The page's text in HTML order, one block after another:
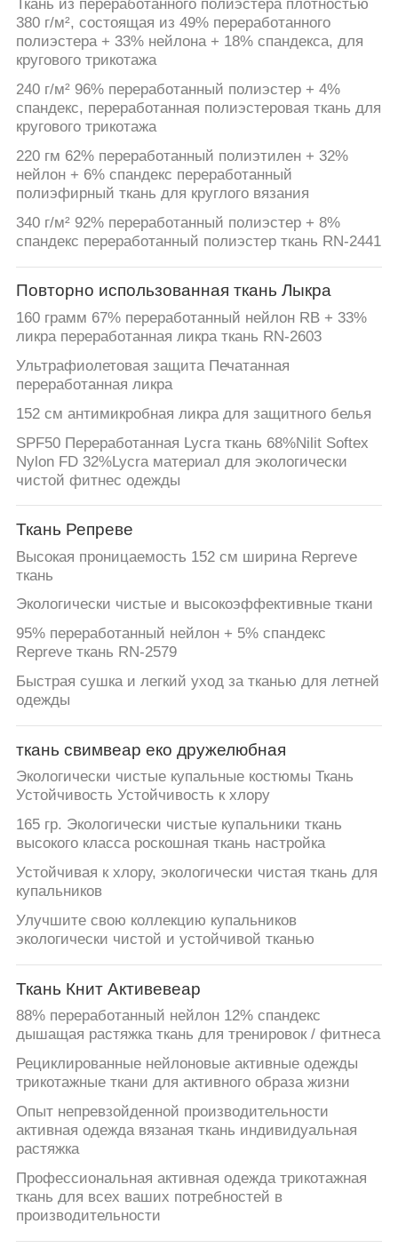
КАРТА
САЙТА
PRIVACY
POLICY
Ткань из переработанного полиэстера плотностью
380 г/м², состоящая из 49% переработанного
полиэстера + 33% нейлона + 18% спандекса, для
кругового трикотажа
240 г/м² 96% переработанный полиэстер + 4%
спандекс, переработанная полиэстеровая ткань для
кругового трикотажа
220 гм 62% переработанный полиэтилен + 32%
нейлон + 6% спандекс переработанный
полиэфирный ткань для круглого вязания
340 г/м² 92% переработанный полиэстер + 8%
спандекс переработанный полиэстер ткань RN-2441
Повторно использованная ткань Лыкра
160 грамм 67% переработанный нейлон RB + 33%
ликра переработанная ликра ткань RN-2603
Ультрафиолетовая защита Печатанная
переработанная ликра
152 см антимикробная ликра для защитного белья
SPF50 Переработанная Lycra ткань 68%Nilit Softex
Nylon FD 32%Lycra материал для экологически
чистой фитнес одежды
Ткань Репреве
Высокая проницаемость 152 см ширина Repreve
ткань
Экологически чистые и высокоэффективные ткани
95% переработанный нейлон + 5% спандекс
Repreve ткань RN-2579
Быстрая сушка и легкий уход за тканью для летней
одежды
ткань свимвеар еко дружелюбная
Экологически чистые купальные костюмы Ткань
Устойчивость Устойчивость к хлору
165 гр. Экологически чистые купальники ткань
высокого класса роскошная ткань настройка
Устойчивая к хлору, экологически чистая ткань для
купальников
Улучшите свою коллекцию купальников
экологически чистой и устойчивой тканью
Ткань Книт Активевеар
88% переработанный нейлон 12% спандекс
дышащая растяжка ткань для тренировок / фитнеса
Рециклированные нейлоновые активные одежды
трикотажные ткани для активного образа жизни
Опыт непревзойденной производительности
активная одежда вязаная ткань индивидуальная
растяжка
Профессиональная активная одежда трикотажная
ткань для всех ваших потребностей в
производительности